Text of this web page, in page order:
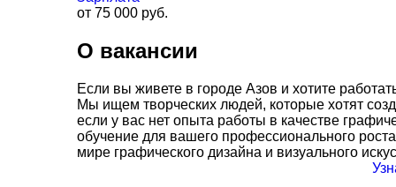
от 75 000 руб.
О вакансии
Если вы живете в городе Азов и хотите
Мы ищем творческих людей, которые хотят
если у вас нет опыта работы в качестве
обучение для вашего профессионального
мире графического дизайна и визуального